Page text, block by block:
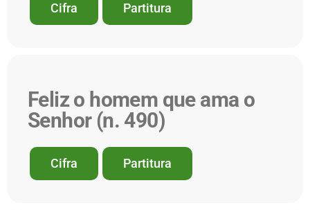
Cifra Partitura
Feliz o homem que ama o
Senhor (n. 490)
Cifra Partitura